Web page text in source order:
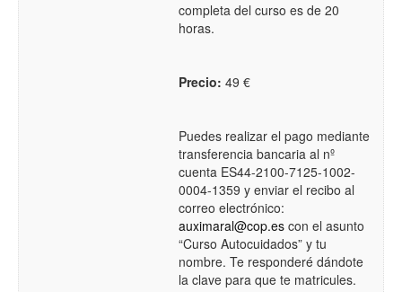
completa del curso es de 20
horas.
Precio: 49 €
Puedes realizar el pago mediante
transferencia bancaria al nº
cuenta ES44-2100-7125-1002-
0004-1359 y enviar el recibo al
correo electrónico:
auximaral@cop.es con el asunto
“Curso Autocuidados” y tu
nombre. Te responderé dándote
la clave para que te matricules.